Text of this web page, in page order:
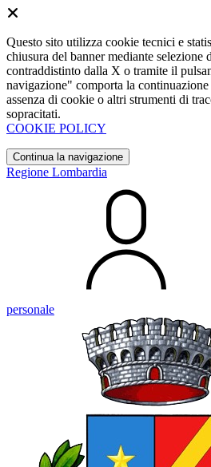
Questo sito utilizza cookie tecnici e
chiusura del banner mediante selezione
contraddistinto dalla X o tramite il
navigazione" comporta la
assenza di cookie o altri strumenti di
sopracitati.
COOKIE POLICY
Continua la navigazione
Regione Lombardia
personale